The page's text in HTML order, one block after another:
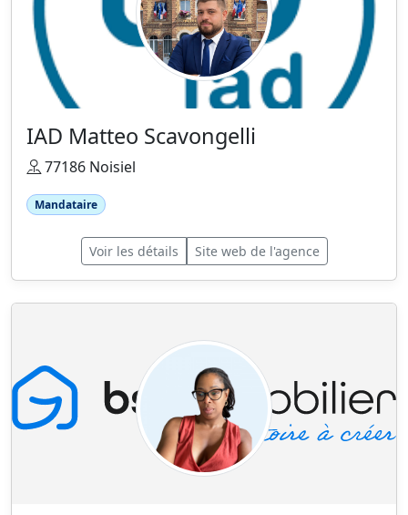
IAD Matteo Scavongelli
77186 Noisiel
Mandataire
Voir les détails Site web de l'agence